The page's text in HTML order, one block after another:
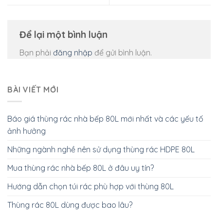
Để lại một bình luận
Bạn phải đăng nhập để gửi bình luận.
BÀI VIẾT MỚI
Báo giá thùng rác nhà bếp 80L mới nhất và các yếu tố
ảnh hưởng
Những ngành nghề nên sử dụng thùng rác HDPE 80L
Mua thùng rác nhà bếp 80L ở đâu uy tín?
Hướng dẫn chọn túi rác phù hợp với thùng 80L
Thùng rác 80L dùng được bao lâu?